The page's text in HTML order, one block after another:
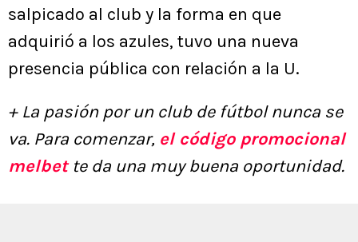
salpicado al club y la forma en que
adquirió a los azules, tuvo una nueva
presencia pública con relación a la U.
+ La pasión por un club de fútbol nunca se
va. Para comenzar, el código promocional
melbette da una muy buena oportunidad.